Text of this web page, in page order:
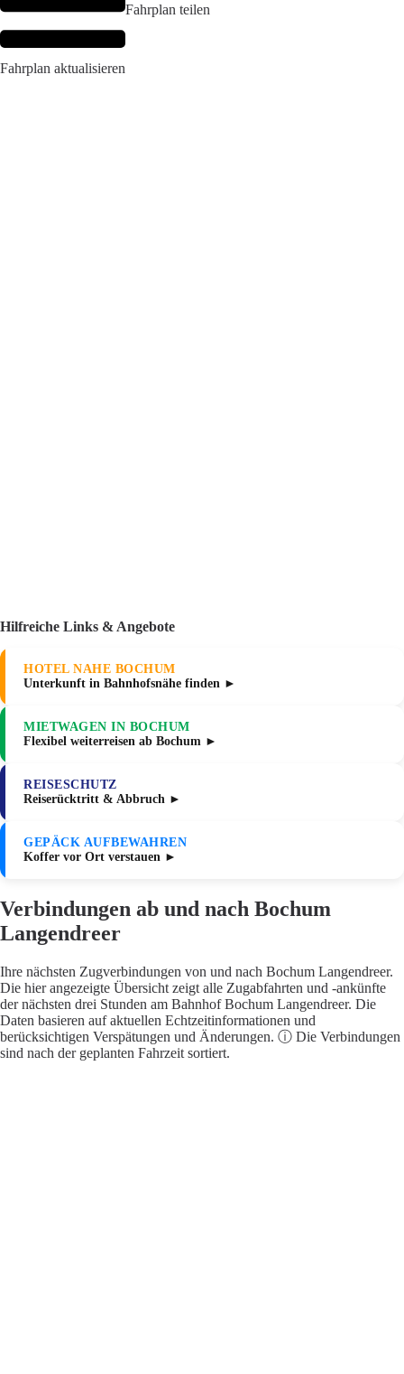
Fahrplan aktualisieren
Fahrplan teilen
Hilfreiche Links & Angebote
HOTEL NAHE BOCHUM
Unterkunft in Bahnhofsnähe finden ►
MIETWAGEN IN BOCHUM
Flexibel weiterreisen ab Bochum ►
REISESCHUTZ
Reiserücktritt & Abbruch ►
GEPÄCK AUFBEWAHREN
Koffer vor Ort verstauen ►
Verbindungen ab und nach Bochum
Langendreer
Ihre nächsten Zugverbindungen von und nach Bochum Langendreer.
Die hier angezeigte Übersicht zeigt alle Zugabfahrten und -ankünfte
der nächsten drei Stunden am Bahnhof Bochum Langendreer. Die
Daten basieren auf aktuellen Echtzeitinformationen und
berücksichtigen Verspätungen und Änderungen. ⓘ Die Verbindungen
sind nach der geplanten Fahrzeit sortiert.